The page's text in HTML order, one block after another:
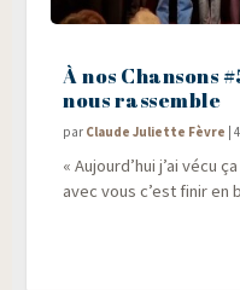
À nos Chansons
nous rassemble
par Claude Juliette Fèvre |
« Aujourd’hui j’ai vécu
avec vous c’est finir